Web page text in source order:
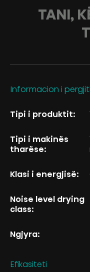
TANI,
Informacion i
Tipi i produktit:
Tipi i makinës
tharëse:
Klasi i energjisë:
Noise level drying
class:
Ngjyra:
Efikasiteti